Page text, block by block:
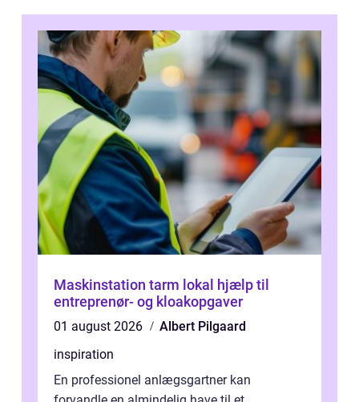
Maskinstation tarm lokal hjælp til
entreprenør- og kloakopgaver
01 august 2026
Albert Pilgaard
inspiration
En professionel anlægsgartner kan